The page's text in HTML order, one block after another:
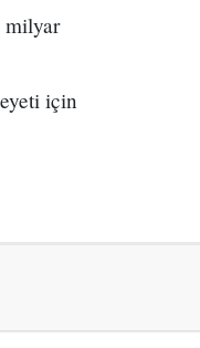
milyar
için